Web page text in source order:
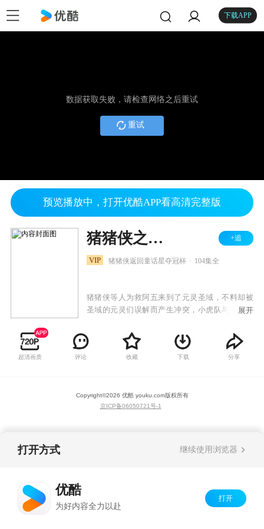
下载APP
数据获取失败，请检查网络之后重试
重试
预览播放中，打开优酷APP看高清完整版
猪猪侠之竞球小英雄全集 +追
VIP 猪猪侠返回童话星夺冠杯 104集全
猪猪侠等人为救阿五来到了元灵圣域，不料却被
圣域的元灵们误解而产生冲突，小虎队与元灵们
灵之心的阴谋。最后，在元灵们的帮助下，猪猪
侠等人顺利返回童话星。宇宙杯大赛正式开幕，
小虎队终于登上决竞球最高的舞台。32支冠军队
可一世的乔贝利，夺得宇宙杯冠军，而猪猪侠也
实现了梦想，成为了新一届的太阳之子。
展开
超清画质 评论 收藏 下载 分享
Copyright©2026 优酷 youku.com版权所有
京ICP备06050721号-1
打开方式 继续使用浏览器
优酷
为好内容全力以赴
打开